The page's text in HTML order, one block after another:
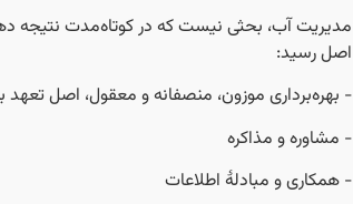
مدیریت آب، بحثی نیست که در کوتاه‌مدت نتیجه
اصل رسید:
‏- بهره‌برداری موزون، منصفانه و معقول، اصل
‏- مشاوره و مذاکره
‏- همکاری و مبادلۀ اطلاعات